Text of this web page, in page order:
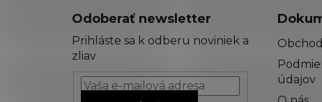
Odoberať newsletter
Prihláste sa k odberu noviniek a
zliav
údajov